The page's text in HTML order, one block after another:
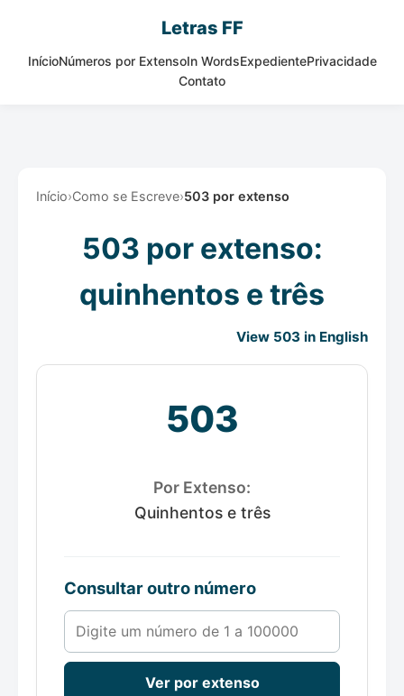
Letras FF
InícioNúmeros por ExtensoIn WordsExpedientePrivacidade
Contato
Início›Como se Escreve›503 por extenso
503 por extenso:
quinhentos e três
View 503 in English
503
Por Extenso:
Quinhentos e três
Consultar outro número
Número de 1 a 100000
Ver por extenso